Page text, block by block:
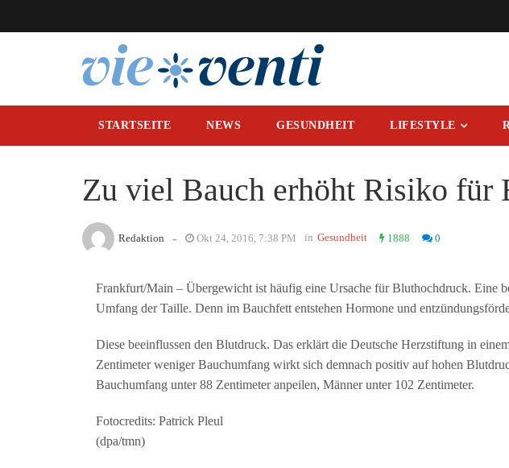
STARTSEITE NEWS GESUNDHEIT LIFESTYLE
Zu viel Bauch erhöht Risiko für
Redaktion - Okt 24, 2016, 7:38 PM in Gesundheit 1888 0
Frankfurt/Main – Übergewicht ist häufig eine Ursache für Bluthochdruck. Eine
Umfang der Taille. Denn im Bauchfett entstehen Hormone und
Diese beeinflussen den Blutdruck. Das erklärt die Deutsche Herzstiftung in
Zentimeter weniger Bauchumfang wirkt sich demnach positiv auf hohen
Bauchumfang unter 88 Zentimeter anpeilen, Männer unter 102 Zentimeter.
Fotocredits: Patrick Pleul
(dpa/tmn)